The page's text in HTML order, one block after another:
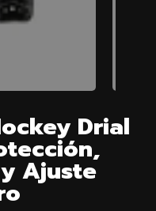
Drial
Ajuste